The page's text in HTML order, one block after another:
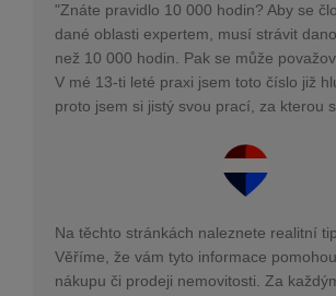
"Znáte pravidlo 10 000 hodin? Aby se
dané oblasti expertem, musí strávit
než 10 000 hodin. Pak se může
V mé 13-ti leté praxi jsem toto číslo již
proto jsem si jistý svou prací, za kterou
Na těchto stránkách naleznete realitní
Věříme, že vám tyto informace
nákupu či prodeji nemovitosti. Za